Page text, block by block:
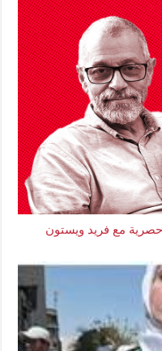
مع فريد ويستون